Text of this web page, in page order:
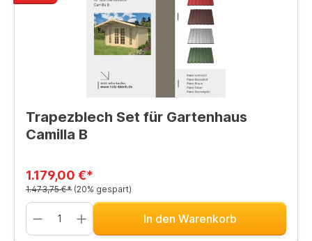
Trapezblech Set für Gartenhaus
Camilla B
1.179,00 €*
1.473,75 €* (20% gespart)
In den Warenkorb